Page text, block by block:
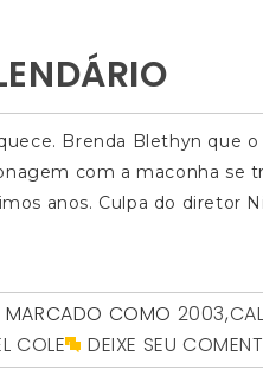
Brenda Blethyn que
com a maconha se
anos. Culpa do diretor
MARCADO COMO 2003,
COLE DEIXE SEU